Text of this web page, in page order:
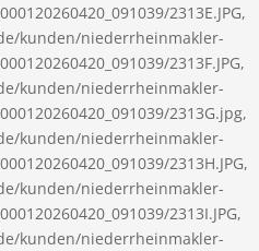
2313E.JPG,
kunden/niederrheinmakler-
2313F.JPG,
kunden/niederrheinmakler-
2313G.jpg,
kunden/niederrheinmakler-
2313H.JPG,
kunden/niederrheinmakler-
2313I.JPG,
kunden/niederrheinmakler-